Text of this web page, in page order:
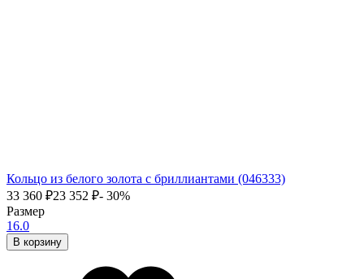
Кольцо из белого золота с бриллиантами (046333)
33 360 ₽23 352 ₽- 30%
Размер
16.0
В корзину